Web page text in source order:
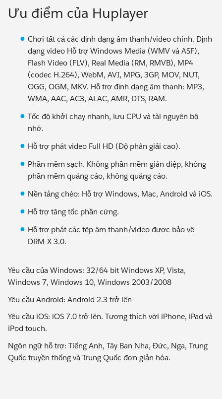
Ưu điểm của Huplayer
Chơi tất cả các định dạng âm thanh/video chính. Định
dạng video Hỗ trợ Windows Media (WMV và ASF),
Flash Video (FLV), Real Media (RM, RMVB), MP4
(codec H.264), WebM, AVI, MPG, 3GP, MOV, NUT,
OGG, OGM, MKV. Hỗ trợ định dạng âm thanh: MP3,
WMA, AAC, AC3, ALAC, AMR, DTS, RAM.
Tốc độ khởi chạy nhanh, lưu CPU và tài nguyên bộ
nhớ.
Hỗ trợ phát video Full HD (Độ phân giải cao).
Phần mềm sạch. Không phần mềm gián điệp, không
phần mềm quảng cáo, không quảng cáo.
Nền tảng chéo: Hỗ trợ Windows, Mac, Android và iOS.
Hỗ trợ tăng tốc phần cứng.
Hỗ trợ phát các tệp âm thanh/video được bảo vệ
DRM-X 3.0.
Yêu cầu của Windows: 32/64 bit Windows XP, Vista,
Windows 7, Windows 10, Windows 2003/2008
Yêu cầu Android: Android 2.3 trở lên
Yêu cầu iOS: iOS 7.0 trở lên. Tương thích với iPhone, iPad và
iPod touch.
Ngôn ngữ hỗ trợ: Tiếng Anh, Tây Ban Nha, Đức, Nga, Trung
Quốc truyền thống và Trung Quốc đơn giản hóa.